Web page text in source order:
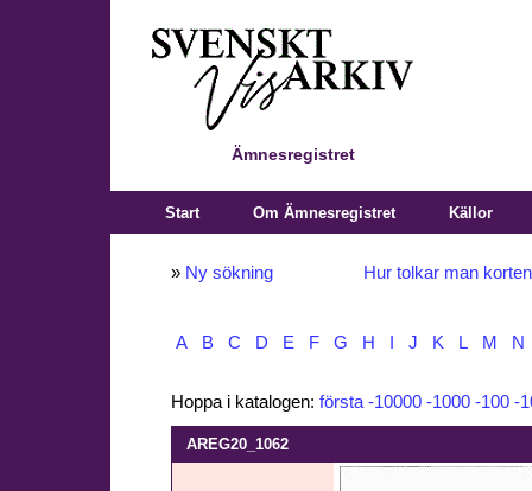
Ämnesregistret
Start Om Ämnesregistret Källor
» Ny sökning Hur tolkar man
A B C D E F G H J K L M N
Hoppa i katalogen: första -10000 -1000 -100 -
AREG20_1062